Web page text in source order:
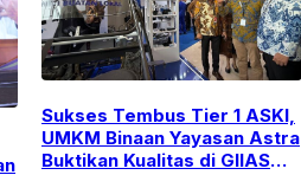
Sukses Tembus Tier 1 ASKI,
UMKM Binaan Yayasan Astra
Buktikan Kualitas di GIIAS